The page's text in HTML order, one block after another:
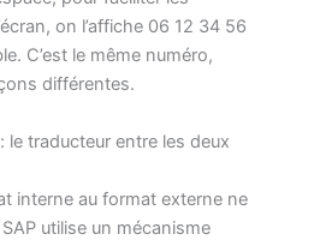
on l’affiche 06 12 34 56
C’est le même numéro,
différentes.
le traducteur entre les deux
interne au format externe ne
utilise un mécanisme